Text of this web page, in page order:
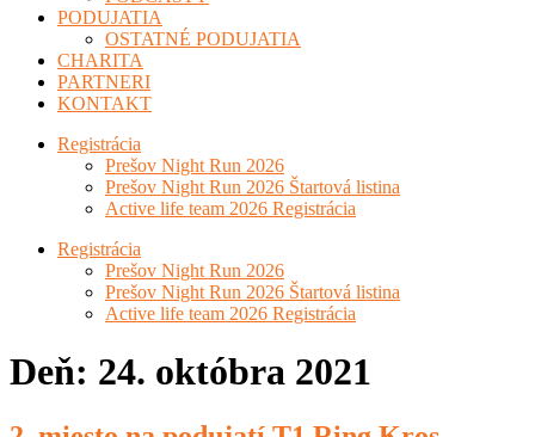
PODUJATIA
OSTATNÉ PODUJATIA
CHARITA
PARTNERI
KONTAKT
Registrácia
Prešov Night Run 2026
Prešov Night Run 2026 Štartová listina
Active life team 2026 Registrácia
Registrácia
Prešov Night Run 2026
Prešov Night Run 2026 Štartová listina
Active life team 2026 Registrácia
Deň: 24. októbra 2021